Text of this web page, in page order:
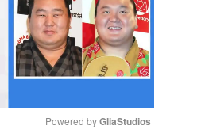
Powered by GliaStudios